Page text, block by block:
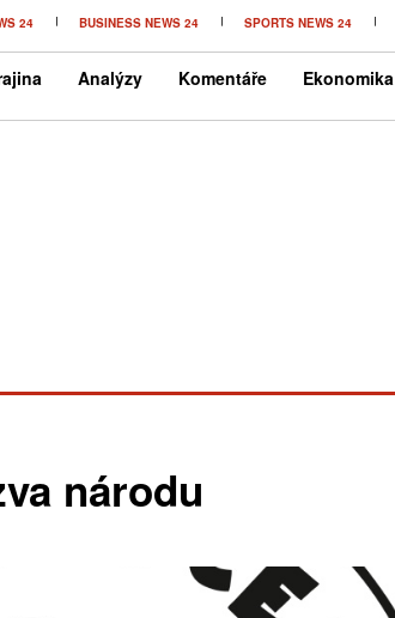
24 BUSINESS NEWS 24 SPORTS NEWS 24
Analýzy Komentáře Ekonomika
národu